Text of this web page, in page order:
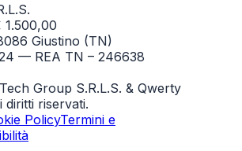
1.500,00
Giustino (TN)
— REA TN – 246638
Group S.R.L.S. & Qwerty
diritti riservati.
PolicyTermini e